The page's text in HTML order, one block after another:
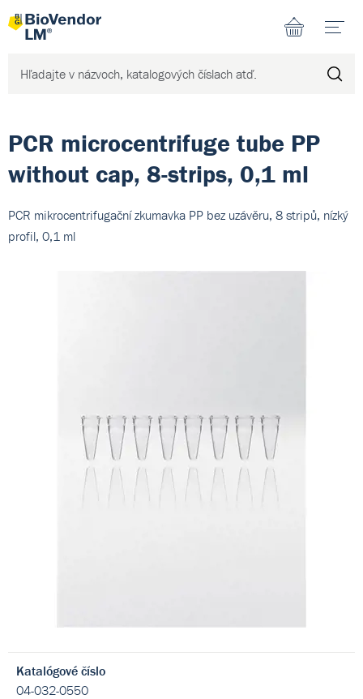
PCR microcentrifuge tube PP
without cap, 8-strips, 0,1 ml
PCR mikrocentrifugační zkumavka PP bez uzávěru, 8 stripů, nízký
profil, 0,1 ml
Katalógové číslo
04-032-0550